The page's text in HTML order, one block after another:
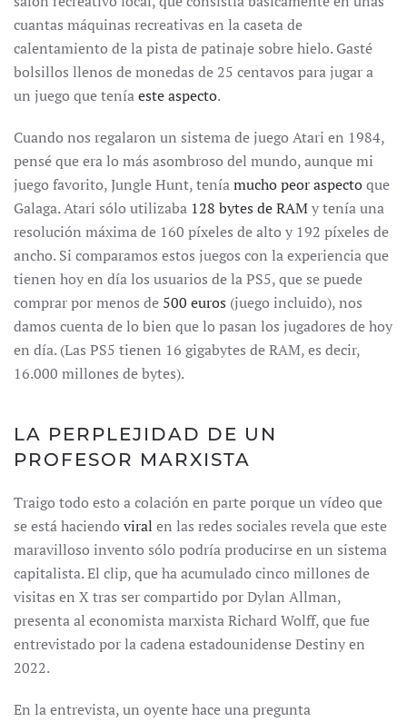
cuantas máquinas recreativas en la caseta de
calentamiento de la pista de patinaje sobre hielo. Gasté
bolsillos llenos de monedas de 25 centavos para jugar a
un juego que teníaeste aspecto.
Cuando nos regalaron un sistema de juego Atari en 1984,
pensé que era lo más asombroso del mundo, aunque mi
juego favorito, Jungle Hunt, teníamucho peor aspectoque
Galaga. Atari sólo utilizaba 128 bytes de RAMy tenía una
resolución máxima de 160 píxeles de alto y 192 píxeles de
ancho. Si comparamos estos juegos con la experiencia que
tienen hoy en día los usuarios de la PS5, que se puede
comprar por menos de 500 euros (juego incluido), nos
damos cuenta de lo bien que lo pasan los jugadores de hoy
en día. (Las PS5 tienen 16 gigabytes de RAM, es decir,
16.000 millones de bytes).
LA PERPLEJIDAD DE UN
PROFESOR MARXISTA
Traigo todo esto a colación en parte porque un vídeo que
se está haciendo viral en las redes sociales revela que este
maravilloso invento sólo podría producirse en un sistema
capitalista. El clip, que ha acumulado cinco millones de
visitas en X tras ser compartido por Dylan Allman,
presenta al economista marxista Richard Wolff, que fue
entrevistado por la cadena estadounidense Destiny en
2022.
En la entrevista, un oyente hace una pregunta